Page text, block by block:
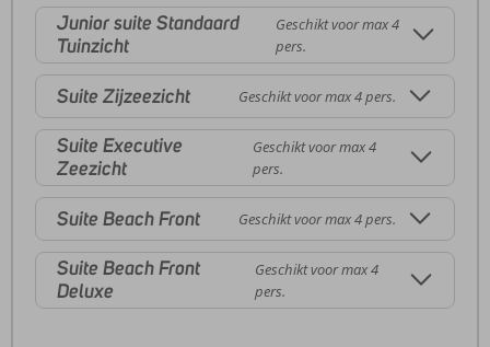
Junior suite Standaard
Tuinzicht
Geschikt voor max 4
pers.
Suite Zijzeezicht Geschikt voor max 4 pers.
Suite Executive
Zeezicht
Geschikt voor max 4
pers.
Suite Beach Front Geschikt voor max 4 pers.
Suite Beach Front
Deluxe
Geschikt voor max 4
pers.